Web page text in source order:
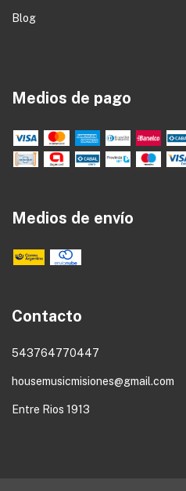
Blog
Medios de pago
Medios de envío
Contacto
543764770447
housemusicmisiones@gmail.com
Entre Rios 1913